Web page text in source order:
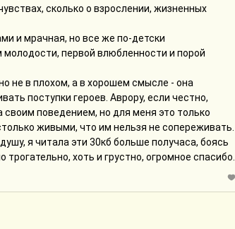
сколько о взрослении, жизненных
и мрачная, но все же по-детски
первой влюбленности и порой
не в плохом, а в хорошем смысле - она
поступки героев. Аврору, если честно,
своим поведением, но для меня это только
живыми, что им нельзя не сопереживать.
я читала эти 30кб больше получаса, боясь
хоть и грустно, огромное спасибо.